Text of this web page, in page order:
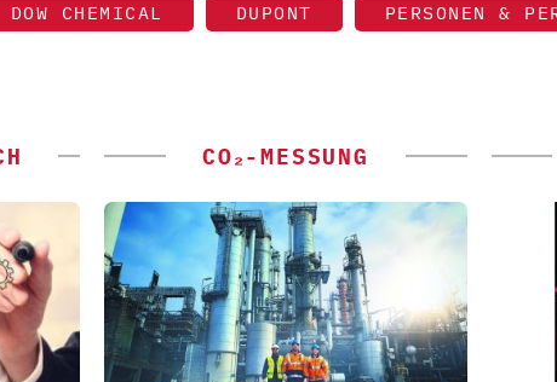
DOW CHEMICAL DUPONT PERSONEN &
CO₂-MESSUNG